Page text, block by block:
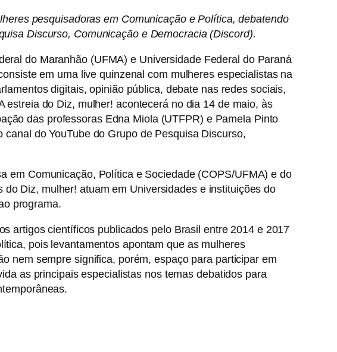
pesquisadoras em Comunicação e Política, debatendo
Discurso, Comunicação e Democracia (Discord).
do Maranhão (UFMA) e Universidade Federal do Paraná
em uma live quinzenal com mulheres especialistas na
digitais, opinião pública, debate nas redes sociais,
do Diz, mulher! acontecerá no dia 14 de maio, às
das professoras Edna Miola (UTFPR) e Pamela Pinto
do YouTube do Grupo de Pesquisa Discurso,
em Comunicação, Política e Sociedade (COPS/UFMA) e do
Diz, mulher! atuam em Universidades e instituições do
programa.
artigos científicos publicados pelo Brasil entre 2014 e 2017
pois levantamentos apontam que as mulheres
nem sempre significa, porém, espaço para participar em
as principais especialistas nos temas debatidos para